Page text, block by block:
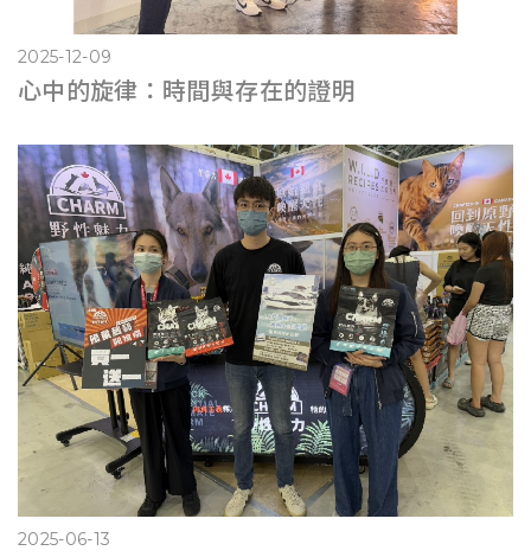
2025-12-09
心中的旋律：時間與存在的證明
2025-06-13